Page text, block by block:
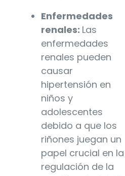
Enfermedades
renales: Las
enfermedades
renales pueden
causar
hipertensión en
niños y
adolescentes
debido a que los
riñones juegan un
papel crucial en la
regulación de la